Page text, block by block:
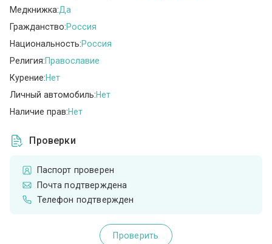
Медкнижка:Да
Гражданство:Россия
Национальность:Россия
Религия:Православие
Курение:Нет
Личный автомобиль:Нет
Наличие прав:Нет
Проверки
Паспорт проверен
Почта подтверждена
Телефон подтвержден
Проверить